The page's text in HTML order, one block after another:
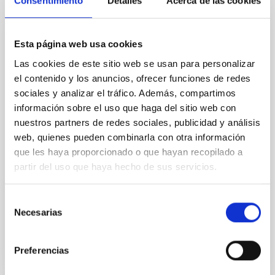
Esta página web usa cookies
Las cookies de este sitio web se usan para personalizar
el contenido y los anuncios, ofrecer funciones de redes
sociales y analizar el tráfico. Además, compartimos
información sobre el uso que haga del sitio web con
nuestros partners de redes sociales, publicidad y análisis
web, quienes pueden combinarla con otra información
que les haya proporcionado o que hayan recopilado a
partir del uso que haya hecho de sus servicios.
Necesarias
Preferencias
Convenio de colaboración DECA entre
INCYDE y el IAC dentro del proyecto
"Incubadora de Alta Tecnología para el
fomento de la innovación y la transferencia
de la tecnología a las MICROPYMES"
Este Convenio se suscribe entre ambas partes en
cumplimiento de la Cláusula Vigesimotercera de la
Convocatoria reguladora de la Concesión de ayudas
relativas al proyecto Incubadoras de Alta Tecnología
No vigente